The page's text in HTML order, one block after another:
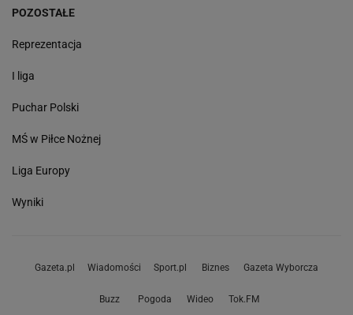
POZOSTAŁE
Reprezentacja
I liga
Puchar Polski
MŚ w Piłce Nożnej
Liga Europy
Wyniki
Gazeta.pl Wiadomości Sport.pl Biznes Gazeta Wyborcza
Buzz Pogoda Wideo Tok.FM